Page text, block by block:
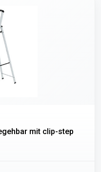
mit clip-step